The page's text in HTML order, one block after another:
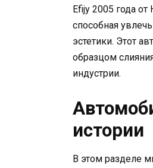
Efijy 2005 года
способная
эстетики. Этот
образцом
индустрии.
истории
В этом разделе